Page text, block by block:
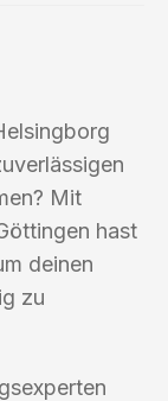
Mit
hast
deinen
zu